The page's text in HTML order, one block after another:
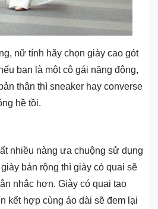
nữ tính hãy chọn giày cao gót
bạn là một cô gái năng động,
thân thì sneaker hay converse
hề tồi.
nhiều nàng ưa chuộng sử dụng
bản rộng thì giày có quai sẽ
nhắc hơn. Giày có quai tạo
kết hợp cùng áo dài sẽ đem lại